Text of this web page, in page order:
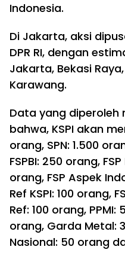
Indonesia.
Di Jakarta, aksi
DPR RI, dengan
Jakarta, Bekasi
Karawang.
Data yang diperoleh
bahwa, KSPI akan
orang, SPN: 1.500
FSPBI: 250 orang,
orang, FSP Aspek
Ref KSPI: 100 orang,
Ref: 100 orang, PPMI:
orang, Garda Metal:
Nasional: 50 orang